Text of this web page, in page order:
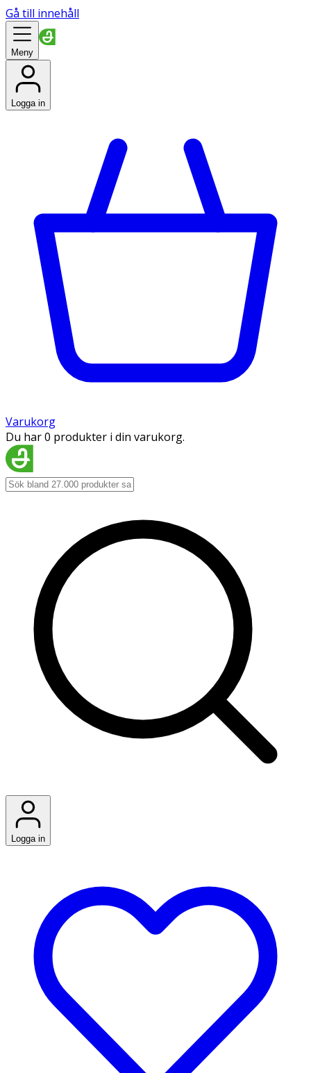
Gå till innehåll
Meny
Logga in
Varukorg
Du har 0 produkter i din varukorg.
Logga in